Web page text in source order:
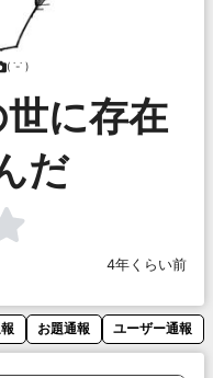
( ˙-˙ )
に存在
だ
4年くらい前
お題通報 ユーザー通報